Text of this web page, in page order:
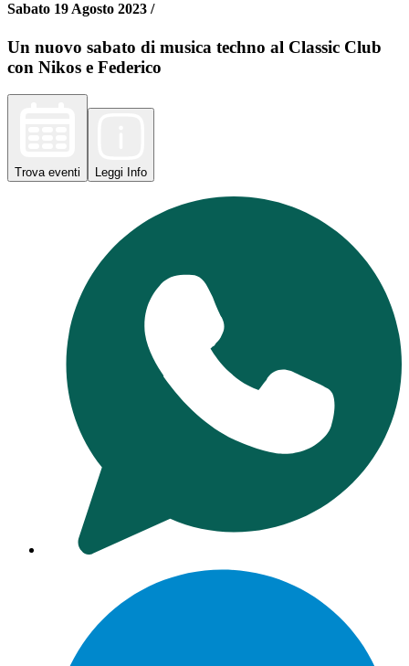
Sabato 19 Agosto 2023 /
Un nuovo sabato di musica techno al Classic Club
con Nikos e Federico
Trova eventi Leggi Info